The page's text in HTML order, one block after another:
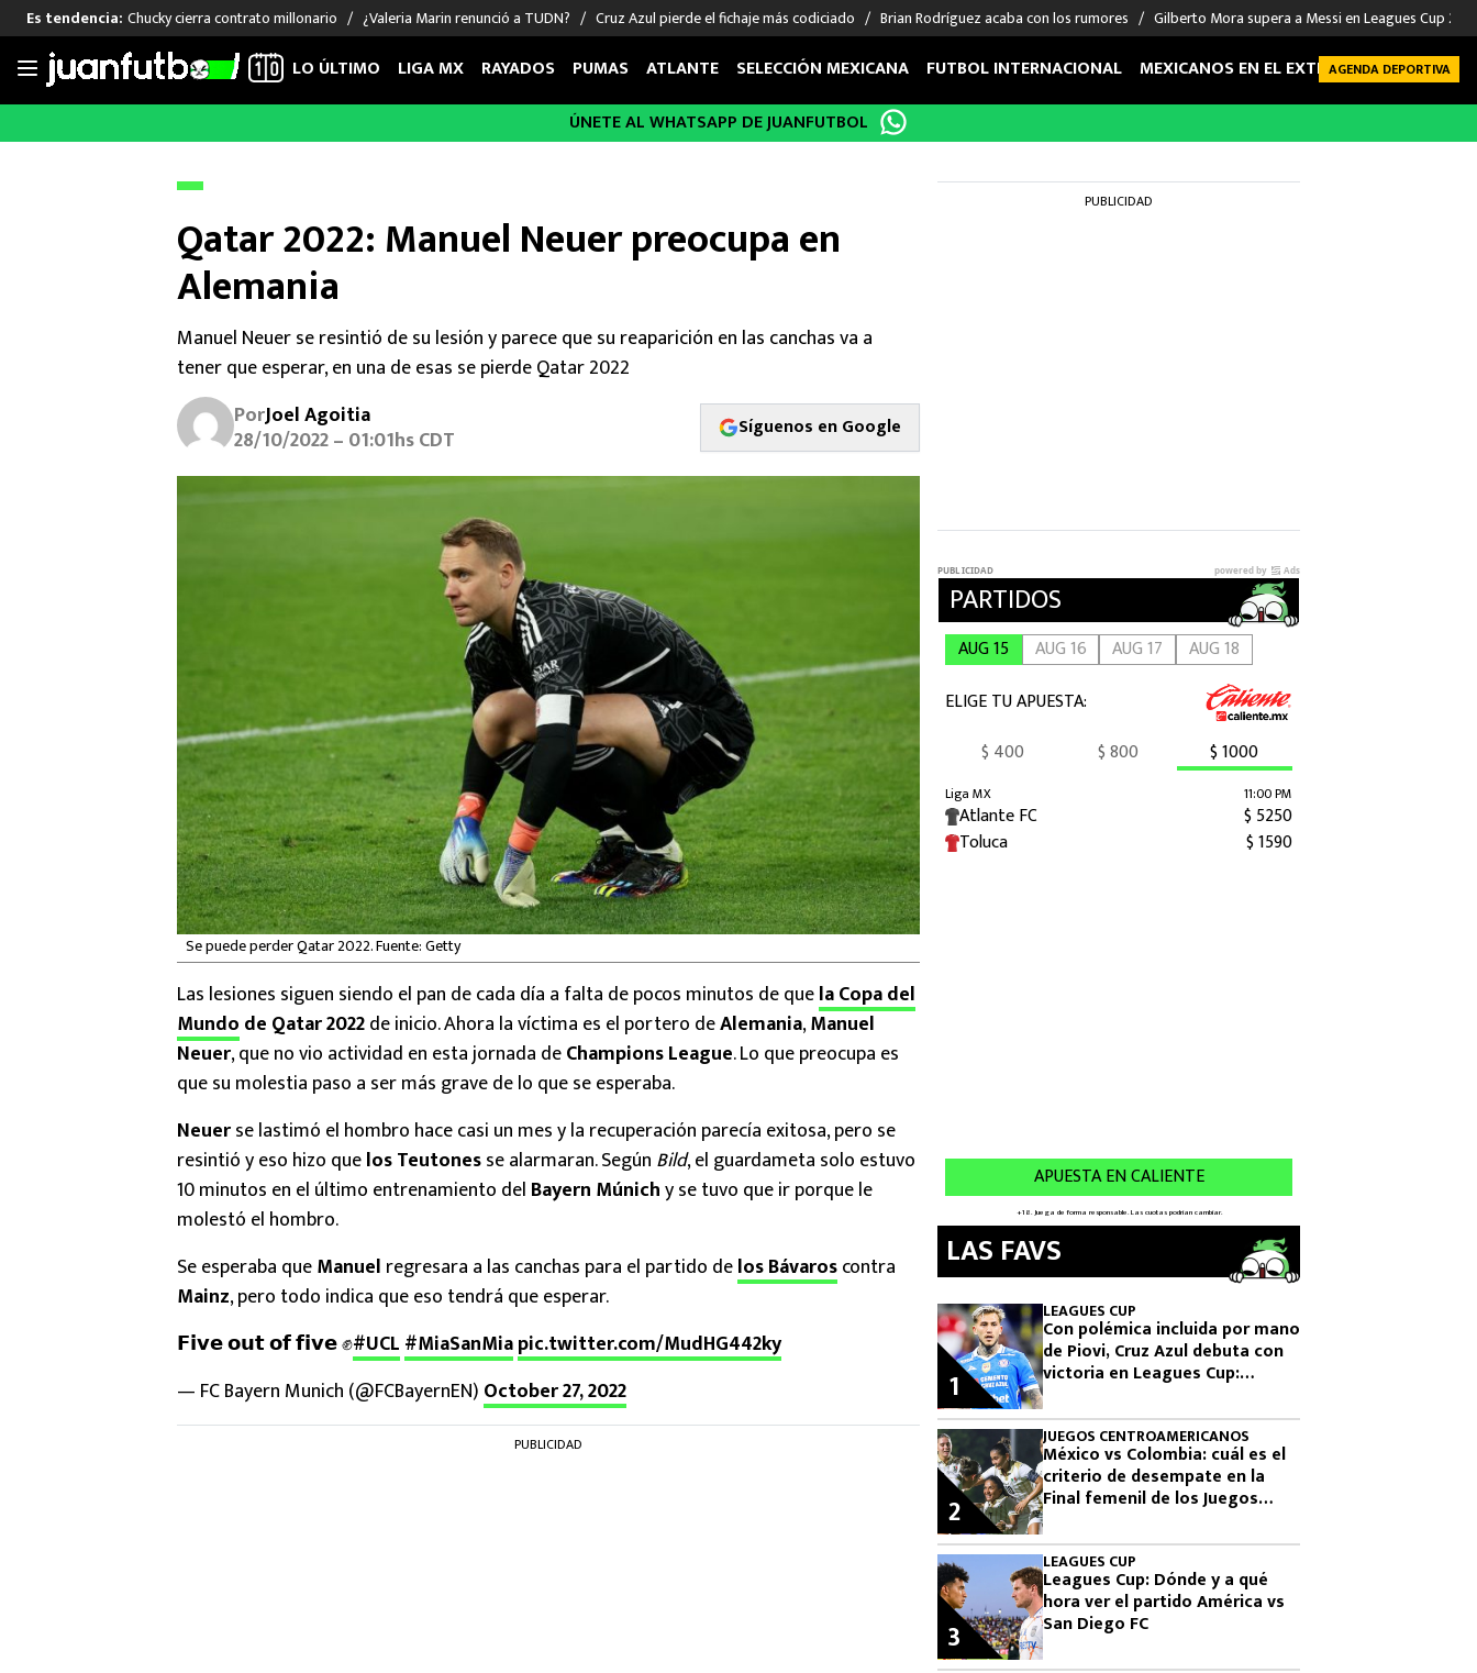
Saltar
Es tendencia: Chucky cierra contrato millonario ¿Valeria Marin renunció a TUDN? Cruz Azul pierde el fichaje más codiciado Brian Rodríguez acaba con los rumores Gilberto Mora supera a Messi en Leagues Cup
LIGA MX
Chivas de Guadalajara
Liga MX Femenil
FUT INTERNACIONAL
Champions League
Europa League
Real Madrid
Barcelona
MEXICANOS EN EL EXTRANJERO
Memo Ochoa
Santiago Giménez
Rodrigo Huescas
FIGURAS
Sergio Ramos
DEPORTES
NBA
LO ÚLTIMO LIGA MX RAYADOS PUMAS ATLANTE SELECCIÓN MEXICANA FUTBOL INTERNACIONAL MEXICANOS EN EL EXTRANJERO FUTBOL
AGENDA DEPORTIVA
ÚNETE AL WHATSAPP DE JUANFUTBOL
Qatar 2022: Manuel Neuer preocupa en
Alemania
Manuel Neuer se resintió de su lesión y parece que su reaparición en las canchas va a
tener que esperar, en una de esas se pierde Qatar 2022
PorJoel Agoitia
28/10/2022 – 01:01hs CDT Síguenos en Google
Se puede perder Qatar 2022. Fuente: Getty
Las lesiones siguen siendo el pan de cada día a falta de pocos minutos de quela Copa del
Mundo de Qatar 2022de inicio. Ahora la víctima es el portero deAlemania,Manuel
Neuer, que no vio actividad en esta jornada deChampions League. Lo que preocupa es
que su molestia paso a ser más grave de lo que se esperaba.
Neuerse lastimó el hombro hace casi un mes y la recuperación parecía exitosa, pero se
resintió y eso hizo quelos Teutonesse alarmaran. Según Bild, el guardameta solo estuvo
10 minutos en el último entrenamiento del Bayern Múnichy se tuvo que ir porque le
molestó el hombro.
Se esperaba queManuel regresara a las canchas para el partido delos Bávaroscontra
Mainz, pero todo indica que eso tendrá que esperar.
𝗙𝗶𝘃𝗲 𝗼𝘂𝘁 𝗼𝗳 𝗳𝗶𝘃𝗲 ✊#UCL #MiaSanMiapic.twitter.com/MudHG442ky
— FC Bayern Munich (@FCBayernEN) October 27, 2022
PUBLICIDAD
PUBLICIDAD
LAS FAVS
LEAGUES CUP
Con polémica incluida por mano
de Piovi, Cruz Azul debuta con
victoria en Leagues Cup:
1
JUEGOS CENTROAMERICANOS
México vs Colombia: cuál es el
criterio de desempate en la
Final femenil de los Juegos
2
LEAGUES CUP
Leagues Cup: Dónde y a qué
hora ver el partido América vs
San Diego FC
3